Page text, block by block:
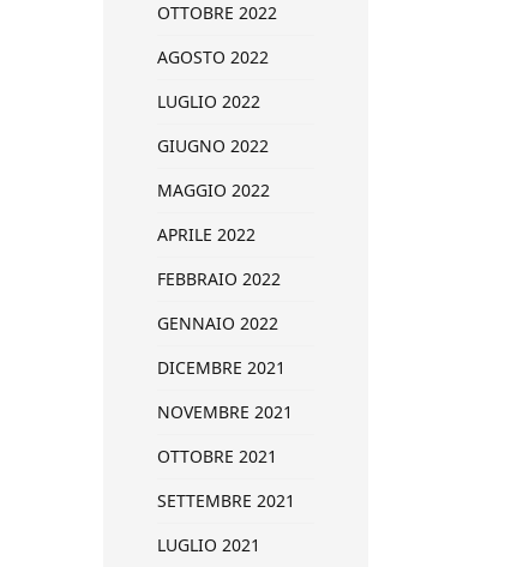
OTTOBRE 2022
AGOSTO 2022
LUGLIO 2022
GIUGNO 2022
MAGGIO 2022
APRILE 2022
FEBBRAIO 2022
GENNAIO 2022
DICEMBRE 2021
NOVEMBRE 2021
OTTOBRE 2021
SETTEMBRE 2021
LUGLIO 2021